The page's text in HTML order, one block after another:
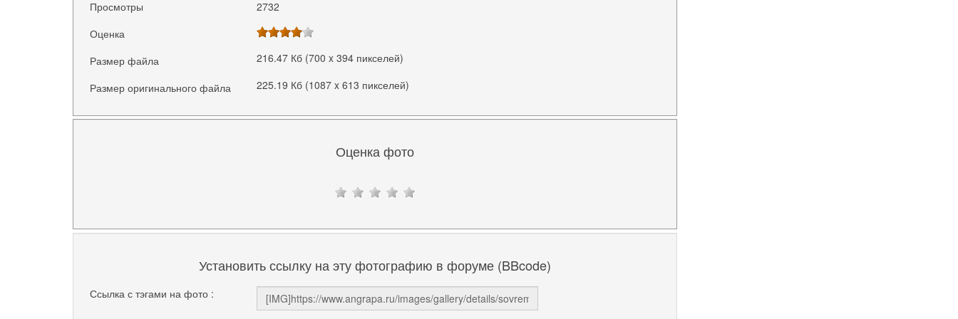
Просмотры
2732
Оценка
Размер файла
216.47 Кб (700 x 394 пикселей)
Размер оригинального файла 225.19 Кб (1087 x 613 пикселей)
Оценка фото
Установить ссылку на эту фотографию в форуме (BBcode)
Ссылка с тэгами на фото :